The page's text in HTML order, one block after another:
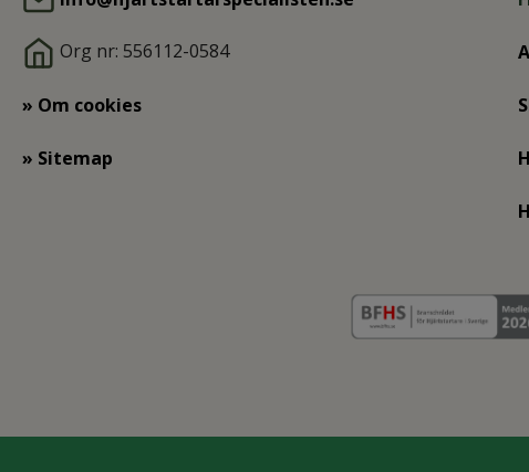
Org nr: 556112-0584
» Om cookies
» Sitemap